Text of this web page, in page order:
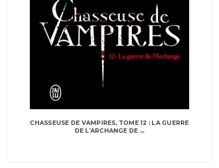
CHASSEUSE DE VAMPIRES, TOME 12 : LA GUERRE
DE L’ARCHANGE DE ...